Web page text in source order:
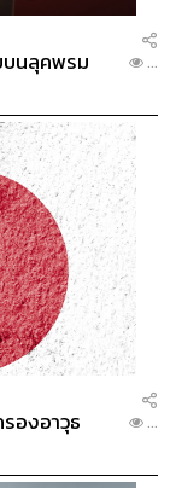
บนลุคพรม
...
องอาวุธ
...